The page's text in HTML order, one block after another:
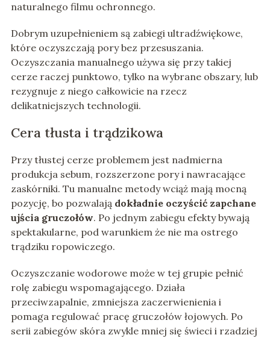
naturalnego filmu ochronnego.
Dobrym uzupełnieniem są zabiegi ultradźwiękowe,
które oczyszczają pory bez przesuszania.
Oczyszczania manualnego używa się przy takiej
cerze raczej punktowo, tylko na wybrane obszary, lub
rezygnuje z niego całkowicie na rzecz
delikatniejszych technologii.
Cera tłusta i trądzikowa
Przy tłustej cerze problemem jest nadmierna
produkcja sebum, rozszerzone pory i nawracające
zaskórniki. Tu manualne metody wciąż mają mocną
pozycję, bo pozwalają dokładnie oczyścić zapchane
ujścia gruczołów. Po jednym zabiegu efekty bywają
spektakularne, pod warunkiem że nie ma ostrego
trądziku ropowiczego.
Oczyszczanie wodorowe może w tej grupie pełnić
rolę zabiegu wspomagającego. Działa
przeciwzapalnie, zmniejsza zaczerwienienia i
pomaga regulować pracę gruczołów łojowych. Po
serii zabiegów skóra zwykle mniej się świeci i rzadziej